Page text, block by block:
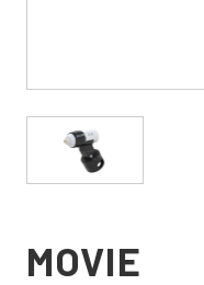
MOVIE